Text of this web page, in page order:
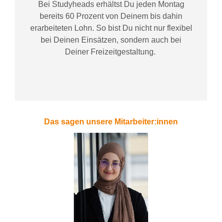
Bei Studyheadserhältst Du jeden Montag
bereits 60 Prozent von Deinem bis dahin
erarbeiteten Lohn. So bist Du nicht nur flexibel
bei Deinen Einsätzen, sondern auch bei
DeinerFreizeitgestaltung.
Das sagen unsere Mitarbeiter:innen